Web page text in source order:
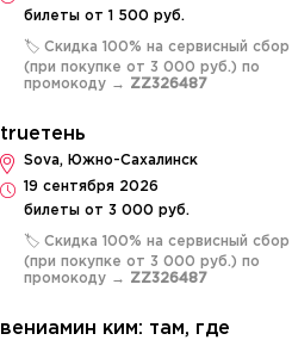
билеты от 1 500 руб.
🏷️ Скидка 100% на сервисный сбор
(при покупке от 3 000 руб.) по
промокоду → ZZ326487
trueтень
Sova, Южно-Сахалинск
19 сентября 2026
билеты от 3 000 руб.
🏷️ Скидка 100% на сервисный сбор
(при покупке от 3 000 руб.) по
промокоду → ZZ326487
вениамин ким: там, где